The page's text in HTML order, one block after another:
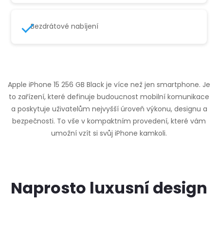
Bezdrátové nabíjení
Apple iPhone 15 256 GB Black je více než jen smartphone. Je
to zařízení, které definuje budoucnost mobilní komunikace
a poskytuje uživatelům nejvyšší úroveň výkonu, designu a
bezpečnosti. To vše v kompaktním provedení, které vám
umožní vzít si svůj iPhone kamkoli.
Naprosto luxusní design